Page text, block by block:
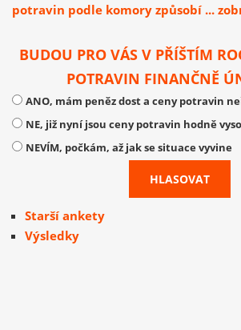
potravin podle komory způsobí ...
BUDOU PRO VÁS V PŘÍŠTÍM
POTRAVIN FINANČNĚ
ANO, mám peněz dost a ceny potravin
NE, již nyní jsou ceny potravin hodně
NEVÍM, počkám, až jak se situace vyvine
Starší ankety
Výsledky